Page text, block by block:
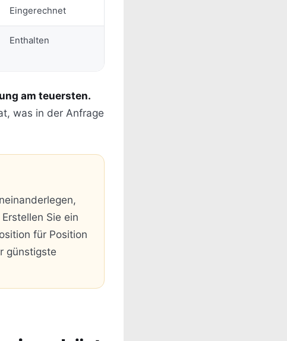
Eingerechnet
Enthalten
am teuersten.
was in der Anfrage
Sie ein
für Position
günstigste